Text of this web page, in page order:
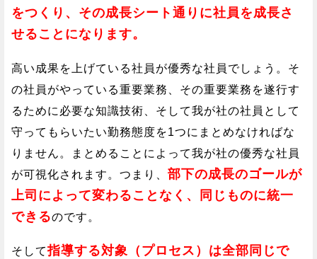
をつくり、その成長シート通りに社員を成長さ
せることになります。
高い成果を上げている社員が優秀な社員でしょう。そ
の社員がやっている重要業務、その重要業務を遂行す
るために必要な知識技術、そして我が社の社員として
守ってもらいたい勤務態度を1つにまとめなければな
りません。まとめることによって我が社の優秀な社員
が可視化されます。つまり、 部下の成長のゴールが
上司によって変わることなく、同じものに統一
できるのです。
そして指導する対象（プロセス）は全部同じで